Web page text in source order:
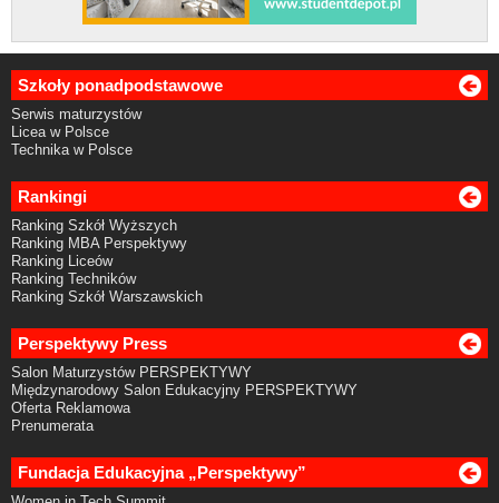
Szkoły ponadpodstawowe
Serwis maturzystów
Licea w Polsce
Technika w Polsce
Rankingi
Ranking Szkół Wyższych
Ranking MBA Perspektywy
Ranking Liceów
Ranking Techników
Ranking Szkół Warszawskich
Perspektywy Press
Salon Maturzystów PERSPEKTYWY
Międzynarodowy Salon Edukacyjny PERSPEKTYWY
Oferta Reklamowa
Prenumerata
Fundacja Edukacyjna „Perspektywy”